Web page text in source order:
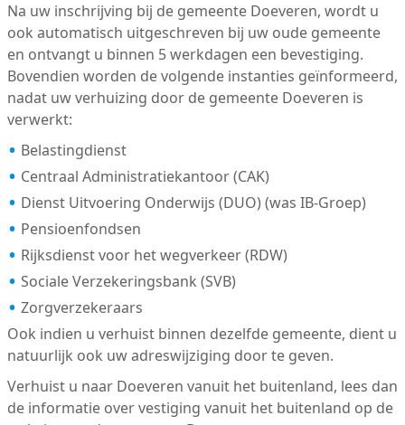
Na uw inschrijving bij de gemeente Doeveren, wordt u
ook automatisch uitgeschreven bij uw oude gemeente
en ontvangt u binnen 5 werkdagen een bevestiging.
Bovendien worden de volgende instanties geïnformeerd,
nadat uw verhuizing door de gemeente Doeveren is
verwerkt:
Belastingdienst
Centraal Administratiekantoor (CAK)
Dienst Uitvoering Onderwijs (DUO) (was IB-Groep)
Pensioenfondsen
Rijksdienst voor het wegverkeer (RDW)
Sociale Verzekeringsbank (SVB)
Zorgverzekeraars
Ook indien u verhuist binnen dezelfde gemeente, dient u
natuurlijk ook uw adreswijziging door te geven.
Verhuist u naar Doeveren vanuit het buitenland, lees dan
de informatie over vestiging vanuit het buitenland op de